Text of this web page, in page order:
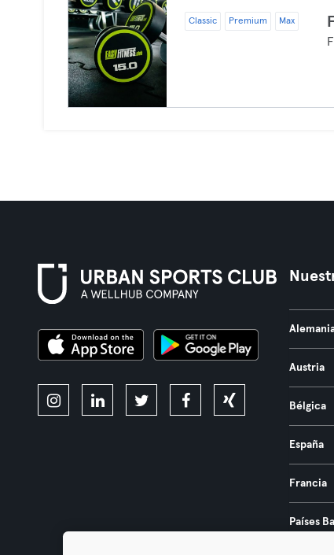
Classic Premium Max
Austria
Bélgica
España
Francia
Países